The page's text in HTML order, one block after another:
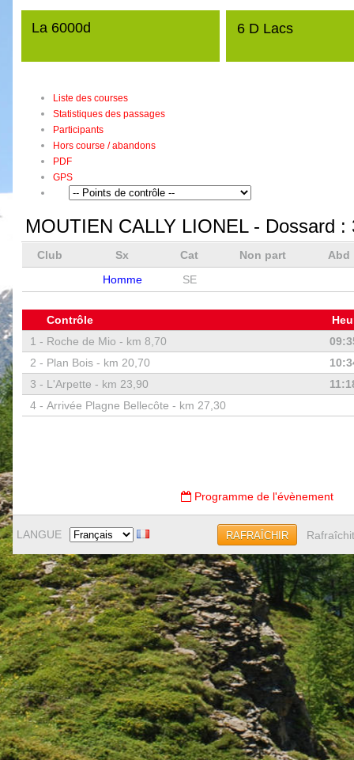
La 6000d 6 D Lacs
Liste des courses
Statistiques des passages
Participants
Hors course / abandons
PDF
GPS
MOUTIEN CALLY LIONEL- Dossard :
Club Sx Cat Non part
Abd
Homme
SE
Contrôle
1 - Roche de Mio - km 8,70
2 - Plan Bois - km 20,70
3 - L'Arpette - km 23,90
4 - Arrivée Plagne Bellecôte - km 27,30
Programme de l'évènement
LANGUE RAFRAÎCHIR